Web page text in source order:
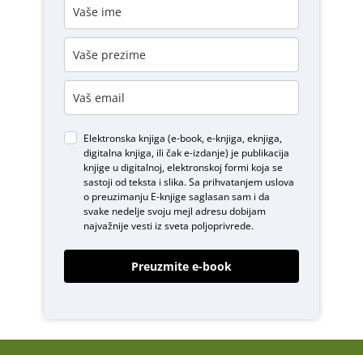
Elektronska knjiga (e-book, e-knjiga, eknjiga,
digitalna knjiga, ili čak e-izdanje) je publikacija
knjige u digitalnoj, elektronskoj formi koja se
sastoji od teksta i slika. Sa prihvatanjem uslova
o preuzimanju E-knjigesaglasan sam i da
svake nedelje svoju mejl adresu dobijam
najvažnije vesti iz sveta poljoprivrede.
Preuzmite e-book